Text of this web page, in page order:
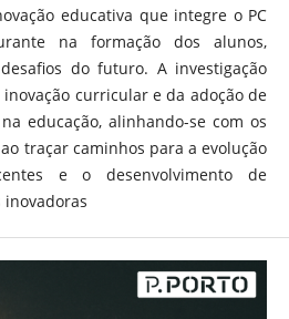
educativa que integre o PC
na formação dos alunos,
do futuro. A investigação
curricular e da adoção de
educação, alinhando-se com os
traçar caminhos para a evolução
e o desenvolvimento de
inovadoras